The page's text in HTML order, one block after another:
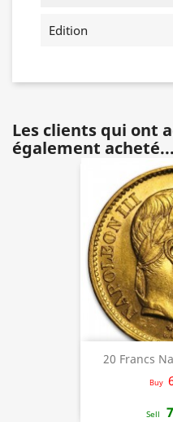
Edition
Les clients qui ont
également acheté...
20 Francs
Buy
Sell